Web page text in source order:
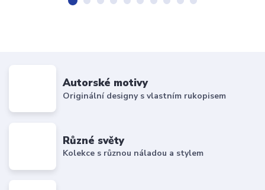
Autorské motivy
Originální designy s vlastním rukopisem
Různé světy
Kolekce s různou náladou a stylem